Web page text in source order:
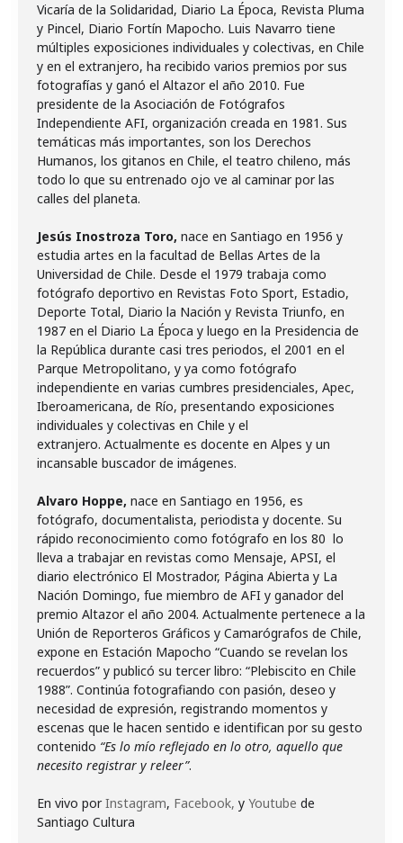
Vicaría de la Solidaridad, Diario La Época, Revista Pluma
y Pincel, Diario Fortín Mapocho. Luis Navarro tiene
múltiples exposiciones individuales y colectivas, en Chile
y en el extranjero, ha recibido varios premios por sus
fotografías y ganó el Altazor el año 2010. Fue
presidente de la Asociación de Fotógrafos
Independiente AFI, organización creada en 1981. Sus
temáticas más importantes, son los Derechos
Humanos, los gitanos en Chile, el teatro chileno, más
todo lo que su entrenado ojo ve al caminar por las
calles del planeta.
Jesús Inostroza Toro, nace en Santiago en 1956 y
estudia artes en la facultad de Bellas Artes de la
Universidad de Chile. Desde el 1979 trabaja como
fotógrafo deportivo en Revistas Foto Sport, Estadio,
Deporte Total, Diario la Nación y Revista Triunfo, en
1987 en el Diario La Época y luego en la Presidencia de
la República durante casi tres periodos, el 2001 en el
Parque Metropolitano, y ya como fotógrafo
independiente en varias cumbres presidenciales, Apec,
Iberoamericana, de Río, presentando exposiciones
individuales y colectivas en Chile y el
extranjero. Actualmente es docente en Alpes y un
incansable buscador de imágenes.
Alvaro Hoppe, nace en Santiago en 1956, es
fotógrafo, documentalista, periodista y docente. Su
rápido reconocimiento como fotógrafo en los 80 lo
lleva a trabajar en revistas como Mensaje, APSI, el
diario electrónico El Mostrador, Página Abierta y La
Nación Domingo, fue miembro de AFI y ganador del
premio Altazor el año 2004. Actualmente pertenece a la
Unión de Reporteros Gráficos y Camarógrafos de Chile,
expone en Estación Mapocho “Cuando se revelan los
recuerdos” y publicó su tercer libro: “Plebiscito en Chile
1988”. Continúa fotografiando con pasión, deseo y
necesidad de expresión, registrando momentos y
escenas que le hacen sentido e identifican por su gesto
contenido “Es lo mío reflejado en lo otro, aquello que
necesito registrar y releer”.
En vivo porInstagram, Facebook, y Youtube de
Santiago Cultura